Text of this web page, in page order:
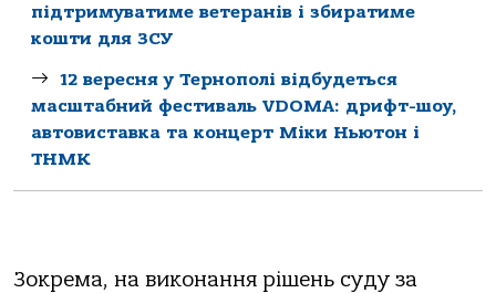
підтримуватиме ветеранів і збиратиме
кошти для ЗСУ
12 вересня у Тернополі відбудеться
масштабний фестиваль VDOMA: дрифт-шоу,
автовиставка та концерт Міки Ньютон і
ТНМК
Зокрема, на виконання рішень суду за